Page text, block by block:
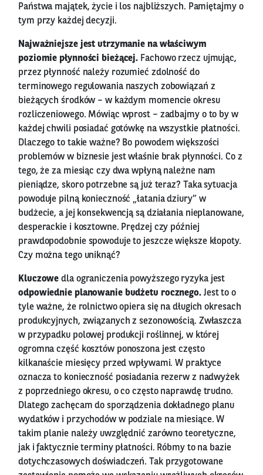
Państwa majątek, życie i los najbliższych. Pamiętajmy o
tym przy każdej decyzji.
Najważniejsze jest utrzymanie na właściwym
poziomie płynności bieżącej. Fachowo rzecz ujmując,
przez płynność należy rozumieć zdolność do
terminowego regulowania naszych zobowiązań z
bieżących środków – w każdym momencie okresu
rozliczeniowego. Mówiąc wprost – zadbajmy o to by w
każdej chwili posiadać gotówkę na wszystkie płatności.
Dlaczego to takie ważne? Bo powodem większości
problemów w biznesie jest właśnie brak płynności. Co z
tego, że za miesiąc czy dwa wpłyną należne nam
pieniądze, skoro potrzebne są już teraz? Taka sytuacja
powoduje pilną konieczność „łatania dziury” w
budżecie, a jej konsekwencją są działania nieplanowane,
desperackie i kosztowne. Prędzej czy później
prawdopodobnie spowoduje to jeszcze większe kłopoty.
Czy można tego uniknąć?
Kluczowe dla ograniczenia powyższego ryzyka jest
odpowiednie planowanie budżetu rocznego. Jest to o
tyle ważne, że rolnictwo opiera się na długich okresach
produkcyjnych, związanych z sezonowością. Zwłaszcza
w przypadku polowej produkcji roślinnej, w której
ogromna część kosztów ponoszona jest często
kilkanaście miesięcy przed wpływami. W praktyce
oznacza to konieczność posiadania rezerw z nadwyżek
z poprzedniego okresu, o co często naprawdę trudno.
Dlatego zachęcam do sporządzenia dokładnego planu
wydatków i przychodów w podziale na miesiące. W
takim planie należy uwzględnić zarówno teoretyczne,
jak i faktycznie terminy płatności. Róbmy to na bazie
dotychczasowych doświadczeń. Tak przygotowane